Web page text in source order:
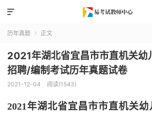

历年真题  正文
2021年湖北省宜昌市市直机关幼
招聘/编制考试历年真题试卷
2021-12-04 阅读(1543)
2021 年湖北省宜昌市市直机关幼